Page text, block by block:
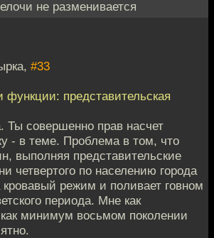
не разменивается
#33
представительская
Ты совершенно прав насчет
- в теме. Проблема в том, что
выполняя представительские
четвертого по населению города
кровавый режим и поливает говном
периода. Мне как
минимум восьмом поколении